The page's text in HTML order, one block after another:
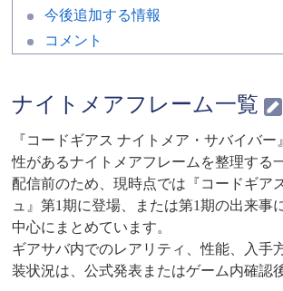
今後追加する情報
コメント
ナイトメアフレーム一覧
『コードギアス ナイトメア・サバイバ
性があるナイトメアフレームを整理する
配信前のため、現時点では『コードギア
ュ』第1期に登場、または第1期の出来事
中心にまとめています。
ギアサバ内でのレアリティ、性能、入手
装状況は、公式発表またはゲーム内確認